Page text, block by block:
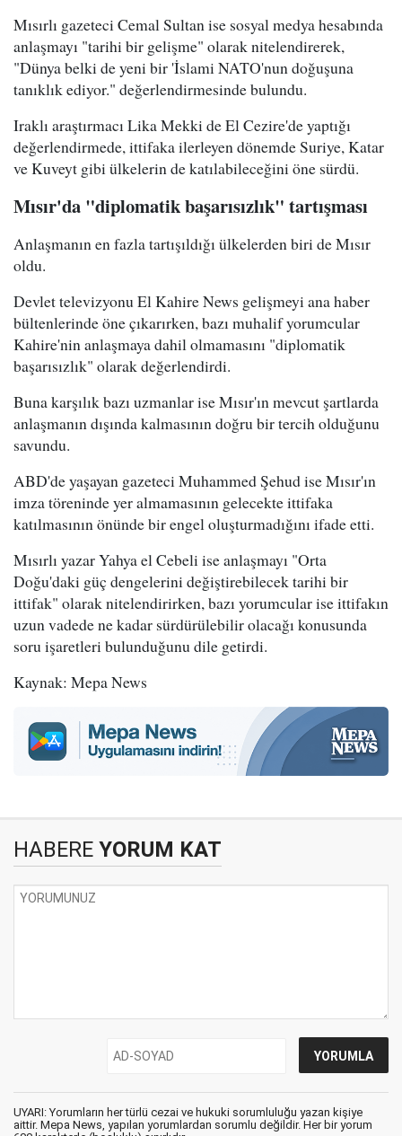
Mısırlı gazeteci Cemal Sultan ise sosyal medya hesabında
anlaşmayı "tarihi bir gelişme" olarak nitelendirerek,
"Dünya belki de yeni bir 'İslami NATO'nun doğuşuna
tanıklık ediyor." değerlendirmesinde bulundu.
Iraklı araştırmacı Lika Mekki de El Cezire'de yaptığı
değerlendirmede, ittifaka ilerleyen dönemde Suriye, Katar
ve Kuveyt gibi ülkelerin de katılabileceğini öne sürdü.
Mısır'da "diplomatik başarısızlık" tartışması
Anlaşmanın en fazla tartışıldığı ülkelerden biri de Mısır
oldu.
Devlet televizyonu El Kahire News gelişmeyi ana haber
bültenlerinde öne çıkarırken, bazı muhalif yorumcular
Kahire'nin anlaşmaya dahil olmamasını "diplomatik
başarısızlık" olarak değerlendirdi.
Buna karşılık bazı uzmanlar ise Mısır'ın mevcut şartlarda
anlaşmanın dışında kalmasının doğru bir tercih olduğunu
savundu.
ABD'de yaşayan gazeteci Muhammed Şehud ise Mısır'ın
imza töreninde yer almamasının gelecekte ittifaka
katılmasının önünde bir engel oluşturmadığını ifade etti.
Mısırlı yazar Yahya el Cebeli ise anlaşmayı "Orta
Doğu'daki güç dengelerini değiştirebilecek tarihi bir
ittifak" olarak nitelendirirken, bazı yorumcular ise ittifakın
uzun vadede ne kadar sürdürülebilir olacağı konusunda
soru işaretleri bulunduğunu dile getirdi.
Kaynak: Mepa News
HABERE YORUM KAT
UYARI: Yorumların her türlü cezai ve hukuki sorumluluğu yazan kişiye
aittir. Mepa News, yapılan yorumlardan sorumlu değildir. Her bir yorum